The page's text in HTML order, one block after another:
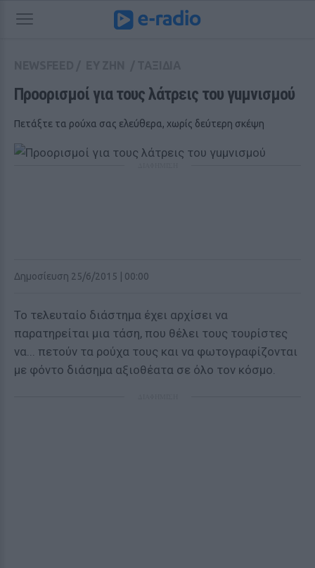
Προορισμοί για τους λάτρεις του γuμνισμού
Πετάξτε τα ρούχα σας ελεύθερα, χωρίς δεύτερη σκέψη
Δημοσίευση 25/6/2015 | 00:00
Το τελευταίο διάστημα έχει αρχίσει να
παρατηρείται μια τάση, που θέλει τους τουρίστες
να... πετούν τα ρούχα τους και να φωτογραφίζονται
με φόντο διάσημα αξιοθέατα σε όλο τον κόσμο.